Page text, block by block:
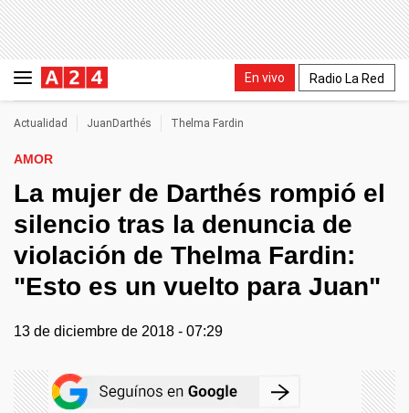
En vivo Radio La Red
Actualidad JuanDarthés Thelma Fardin
AMOR
La mujer de Darthés rompió el
silencio tras la denuncia de
violación de Thelma Fardin:
"Esto es un vuelto para Juan"
13 de diciembre de 2018 - 07:29